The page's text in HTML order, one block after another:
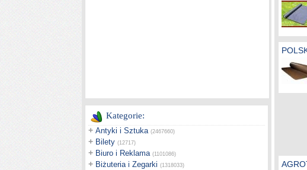
Kategorie:
+ Antyki i Sztuka (2467660)
+ Bilety (12717)
+ Biuro i Reklama (1101086)
+ Biżuteria i Zegarki (1318033)